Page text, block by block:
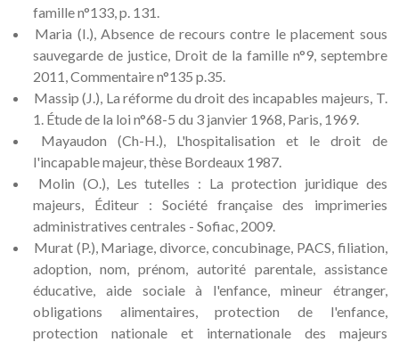
famille n°133, p. 131.
Maria (I.), Absence de recours contre le placement sous
sauvegarde de justice, Droit de la famille n°9, septembre
2011, Commentaire n°135 p.35.
Massip (J.), La réforme du droit des incapables majeurs, T.
1. Étude de la loi n°68-5 du 3 janvier 1968, Paris, 1969.
Mayaudon (Ch-H.), L'hospitalisation et le droit de
l'incapable majeur, thèse Bordeaux 1987.
Molin (O.), Les tutelles : La protection juridique des
majeurs, Éditeur : Société française des imprimeries
administratives centrales - Sofiac, 2009.
Murat (P.), Mariage, divorce, concubinage, PACS, filiation,
adoption, nom, prénom, autorité parentale, assistance
éducative, aide sociale à l'enfance, mineur étranger,
obligations alimentaires, protection de l'enfance,
protection nationale et internationale des majeurs